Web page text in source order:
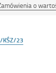
o
KŚZ/23